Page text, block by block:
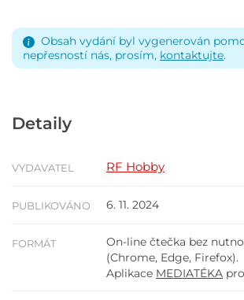
Obsah vydání byl vygenerován
nepřesností nás, prosím, kontaktujte.
Detaily
VYDAVATEL RF Hobby
PUBLIKOVÁNO 6. 11. 2024
FORMÁT
On-line čtečka bez
(Chrome, Edge, Firefox).
Aplikace MEDIATÉKA